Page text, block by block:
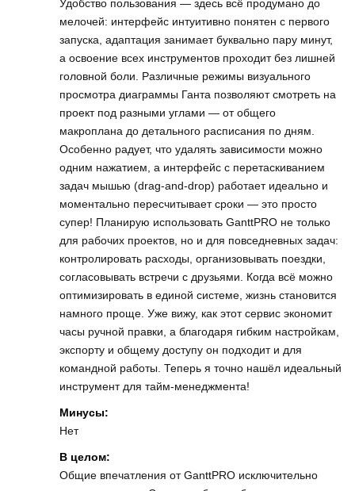
Удобство пользования — здесь всё продумано до
мелочей: интерфейс интуитивно понятен с первого
запуска, адаптация занимает буквально пару минут,
а освоение всех инструментов проходит без лишней
головной боли. Различные режимы визуального
просмотра диаграммы Ганта позволяют смотреть на
проект под разными углами — от общего
макроплана до детального расписания по дням.
Особенно радует, что удалять зависимости можно
одним нажатием, а интерфейс с перетаскиванием
задач мышью (drag‑and‑drop) работает идеально и
моментально пересчитывает сроки — это просто
супер! Планирую использовать GanttPRO не только
для рабочих проектов, но и для повседневных задач:
контролировать расходы, организовывать поездки,
согласовывать встречи с друзьями. Когда всё можно
оптимизировать в единой системе, жизнь становится
намного проще. Уже вижу, как этот сервис экономит
часы ручной правки, а благодаря гибким настройкам,
экспорту и общему доступу он подходит и для
командной работы. Теперь я точно нашёл идеальный
инструмент для тайм-менеджмента!
Минусы:
Нет
В целом:
Общие впечатления от GanttPRO исключительно